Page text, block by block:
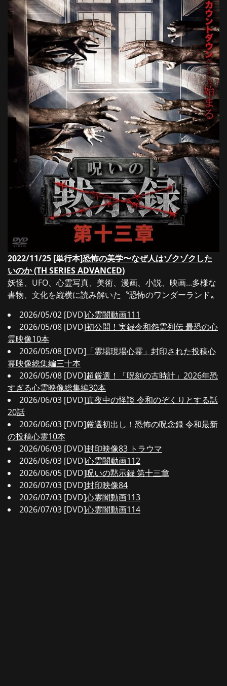
2022/11/25 [単行本]恐怖の美学〜なぜ人はゾクゾクした
いのか (TH SERIES ADVANCED)
妖怪、UFO、心霊写真、美術、漫画、小説、映画…多様な
書物、文化を縦横に読み解いた〝恐怖のワンダーランド〟
2026/05/02 [DVD]心霊闇動画111
2026/05/08 [DVD]初公開！実録令和怨霊列伝 最恐の心
霊映像10本
2026/05/08 [DVD] 「霊場現場心霊」封印された投稿心
霊映像総集編三十本
2026/05/08 [DVD]超厳選！「呪刻の古時計」2026年恐
すぎる心霊映像総集編30本
2026/06/03 [DVD]真夜中の怪談 令和のぞくりとする話
20話
2026/06/03 [DVD]厳選初出し！恐怖の呪念録 令和最新
の投稿心霊10本
2026/06/03 [DVD]封印映像83 トラウマ
2026/06/03 [DVD]心霊闇動画112
2026/06/05 [DVD]呪いの黙示録 第十三章
2026/07/03 [DVD]封印映像84
2026/07/03 [DVD]心霊闇動画113
2026/07/03 [DVD]心霊闇動画114